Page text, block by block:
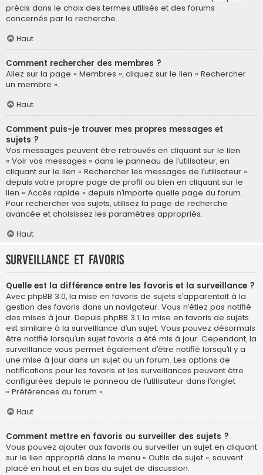
précis dans le choix des termes utilisés et des forums
concernés par la recherche.
Haut
Comment rechercher des membres ?
Allez sur la page « Membres », cliquez sur le lien « Rechercher
un membre ».
Haut
Comment puis-je trouver mes propres messages et
sujets ?
Vos messages peuvent être retrouvés en cliquant sur le lien
« Voir vos messages » dans le panneau de l’utilisateur, en
cliquant sur le lien « Rechercher les messages de l’utilisateur »
depuis votre propre page de profil ou bien en cliquant sur le
lien « Accès rapide » depuis n’importe quelle page du forum.
Pour rechercher vos sujets, utilisez la page de recherche
avancée et choisissez les paramètres appropriés.
Haut
Surveillance et favoris
Quelle est la différence entre les favoris et la surveillance ?
Avec phpBB 3.0, la mise en favoris de sujets s’apparentait à la
gestion des favoris dans un navigateur. Vous n’étiez pas notifié
des mises à jour. Depuis phpBB 3.1, la mise en favoris de sujets
est similaire à la surveillance d’un sujet. Vous pouvez désormais
être notifié lorsqu’un sujet favoris a été mis à jour. Cependant, la
surveillance vous permet également d’être notifié lorsqu’il y a
une mise à jour dans un sujet ou un forum. Les options de
notifications pour les favoris et les surveillances peuvent être
configurées depuis le panneau de l’utilisateur dans l’onglet
« Préférences du forum ».
Haut
Comment mettre en favoris ou surveiller des sujets ?
Vous pouvez ajouter aux favoris ou surveiller un sujet en cliquant
sur le lien approprié dans le menu « Outils de sujet », souvent
placé en haut et en bas du sujet de discussion.